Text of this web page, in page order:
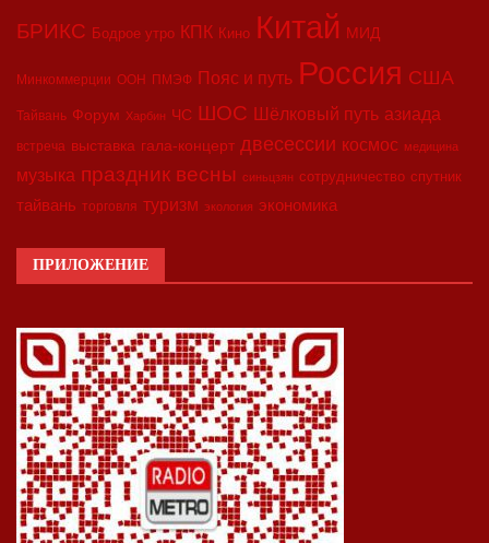
БРИКС Бодрое утро КПК Кино Китай МИД
Минкоммерции ООН ПМЭФ Пояс и путь Россия США
Тайвань Форум Харбин ЧС ШОС Шёлковый путь азиада
встреча выставка гала-концерт двесессии космос медицина
музыка праздник весны синьцзян сотрудничество спутник
тайвань торговля туризм экология экономика
ПРИЛОЖЕНИЕ